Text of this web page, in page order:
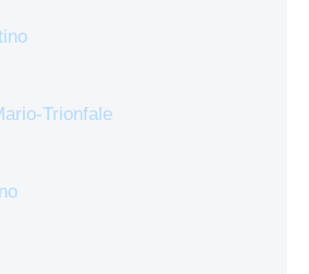
Trionfale